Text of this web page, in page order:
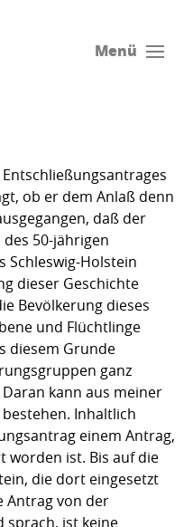
Menü
ob er dem Anlaß denn
daß der
50-jährigen
Schleswig-Holstein
dieser Geschichte
Bevölkerung dieses
und Flüchtlinge
diesem Grunde
ganz
kann aus meiner
Inhaltlich
einem Antrag,
worden ist. Bis auf die
die dort eingesetzt
Antrag von der
sprach, ist keine